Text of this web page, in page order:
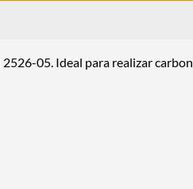
05. Ideal para realizar